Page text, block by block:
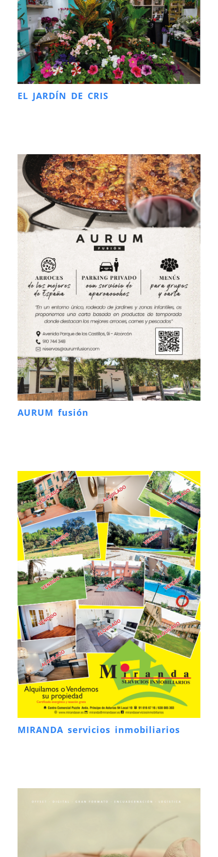
EL JARDÍN DE CRIS
AURUM fusión
MIRANDA servicios inmobiliarios